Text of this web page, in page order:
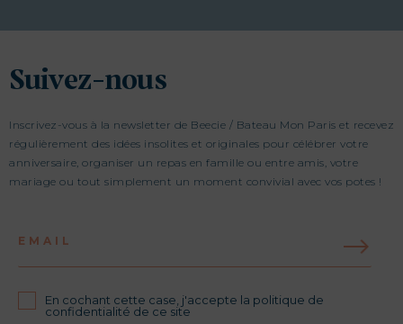
Suivez-nous
Inscrivez-vous à la newsletter de Beecie / Bateau Mon Paris et recevez
régulièrement des idées insolites et originales pour célébrer votre
anniversaire, organiser un repas en famille ou entre amis, votre
mariage ou tout simplement un moment convivial avec vos potes !
EMAIL
En cochant cette case, j'accepte la politique de
confidentialité de ce site